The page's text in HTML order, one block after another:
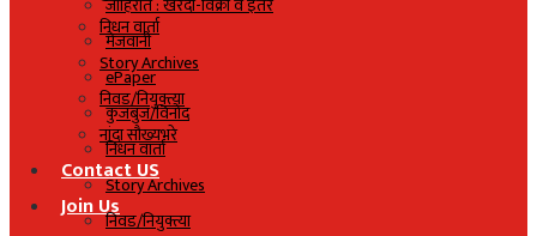
निधन वार्ता
Story Archives
निवड/नियुक्त्या
नांदा सौख्यभरे
Contact US
Join Us
मेजवानी
ePaper
कुजबुज/विनोद
निधन वार्ता
Story Archives
निवड/नियुक्त्या